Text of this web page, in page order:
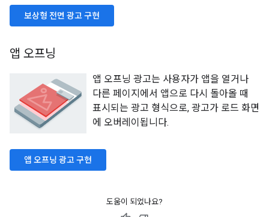
보상형 전면 광고 구현
앱 오프닝
앱 오프닝 광고는 사용자가 앱을 열거나
다른 페이지에서 앱으로 다시 돌아올 때
표시되는 광고 형식으로, 광고가 로드 화면
에 오버레이됩니다.
앱 오프닝 광고 구현
도움이 되었나요?